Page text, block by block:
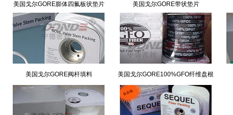
美国戈尔GORE膨体四氟板状垫片 美国戈尔GORE带状垫片
美国戈尔GORE阀杆填料 美国戈尔GORE100%GFO纤维盘根